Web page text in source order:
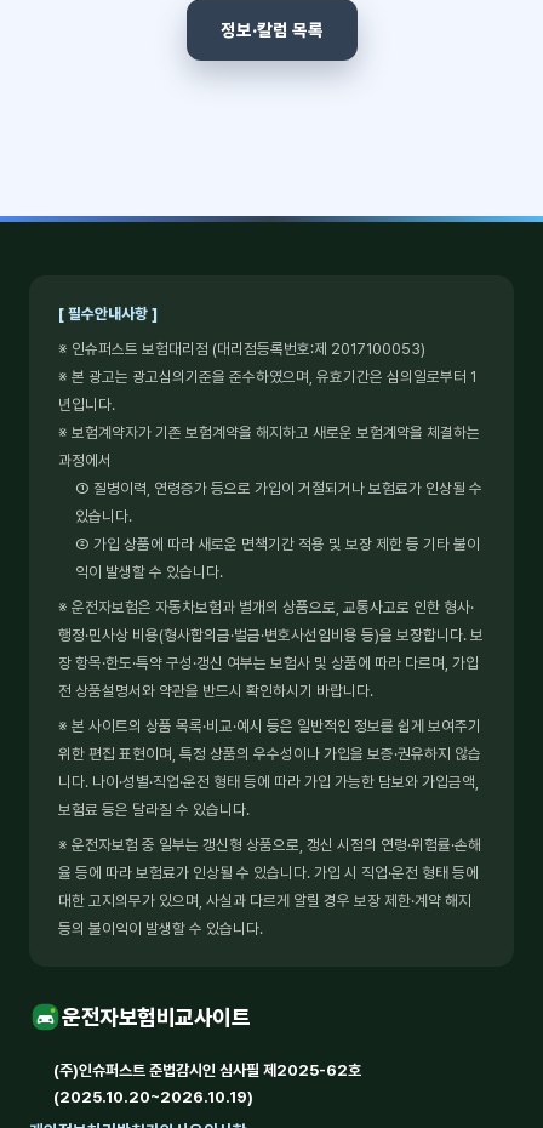
정보·칼럼 목록
[ 필수안내사항 ]
※ 인슈퍼스트 보험대리점 (대리점등록번호:제 2017100053)
※ 본 광고는 광고심의기준을 준수하였으며, 유효기간은 심의일로부터 1
년입니다.
※ 보험계약자가 기존 보험계약을 해지하고 새로운 보험계약을 체결하는
과정에서
① 질병이력, 연령증가 등으로 가입이 거절되거나 보험료가 인상될 수
있습니다.
② 가입 상품에 따라 새로운 면책기간 적용 및 보장 제한 등 기타 불이
익이 발생할 수 있습니다.
※ 운전자보험은 자동차보험과 별개의 상품으로, 교통사고로 인한 형사·
행정·민사상 비용(형사합의금·벌금·변호사선임비용 등)을 보장합니다. 보
장 항목·한도·특약 구성·갱신 여부는 보험사 및 상품에 따라 다르며, 가입
전 상품설명서와 약관을 반드시 확인하시기 바랍니다.
※ 본 사이트의 상품 목록·비교·예시 등은 일반적인 정보를 쉽게 보여주기
위한 편집 표현이며, 특정 상품의 우수성이나 가입을 보증·권유하지 않습
니다. 나이·성별·직업·운전 형태 등에 따라 가입 가능한 담보와 가입금액,
보험료 등은 달라질 수 있습니다.
※ 운전자보험 중 일부는 갱신형 상품으로, 갱신 시점의 연령·위험률·손해
율 등에 따라 보험료가 인상될 수 있습니다. 가입 시 직업·운전 형태 등에
대한 고지의무가 있으며, 사실과 다르게 알릴 경우 보장 제한·계약 해지
등의 불이익이 발생할 수 있습니다.
운전자보험비교사이트
(주)인슈퍼스트 준법감시인 심사필 제2025-62호
(2025.10.20~2026.10.19)